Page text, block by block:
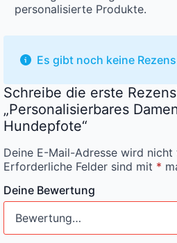
personalisierte Produkte.
Es gibt noch keine
Schreibe die erste
„Personalisierbares
Hundepfote“
Deine E-Mail-Adresse wird
Erforderliche Felder sind mit *
Deine Bewertung